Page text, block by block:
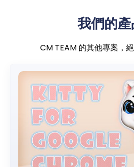
我們的
CM TEAM 的其他專案，